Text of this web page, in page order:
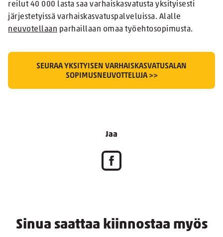
reilut 40 000 lasta saa varhaiskasvatusta yksityisesti
järjestetyissä varhaiskasvatuspalveluissa. Alalle
neuvotellaan parhaillaan omaa työehtosopimusta.
SEURAA YKSITYISEN VARHAISKASVATUSALAN
SOPIMUSNEUVOTTELUJA >>
Jaa
Sinua saattaa kiinnostaa myös